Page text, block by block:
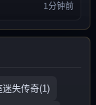
1分钟前
迷失传奇(1)